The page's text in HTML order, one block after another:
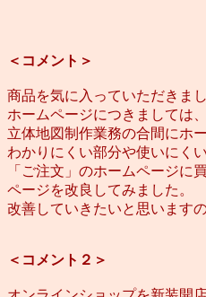
（静岡
＜コメント＞
商品を気に入っていただきま
ホームページにつきましては
立体地図制作業務の合間にホ
わかりにくい部分や使いにく
「ご注文」のホームページに
ページを改良してみました。
改善していきたいと思います
＜コメント２＞